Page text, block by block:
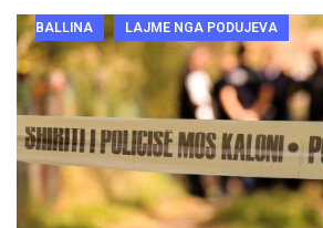
BALLINA LAJME NGA PODUJEVA